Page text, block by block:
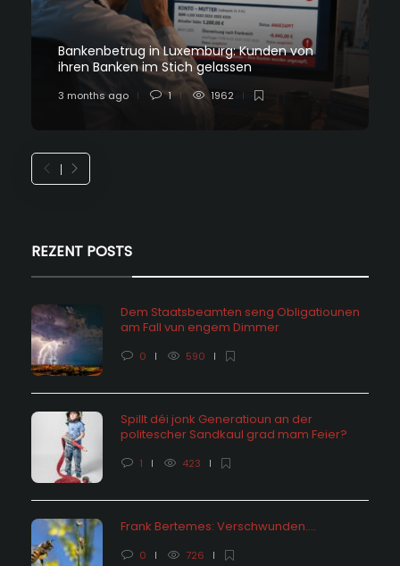
Bankenbetrug in Luxemburg: Kunden von
ihren Banken im Stich gelassen
3 months ago 1 1962
REZENT POSTS
Dem Staatsbeamten seng Obligatiounen
am Fall vun engem Dimmer
0 590
Spillt déi jonk Generatioun an der
politescher Sandkaul grad mam Feier?
1 423
Frank Bertemes: Verschwunden….
0 726